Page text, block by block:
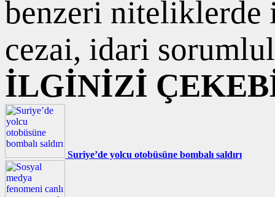
benzeri niteliklerde
cezai, idari
İLGİNİZİ
Suriye’de yolcu otobüsüne bombalı saldırı